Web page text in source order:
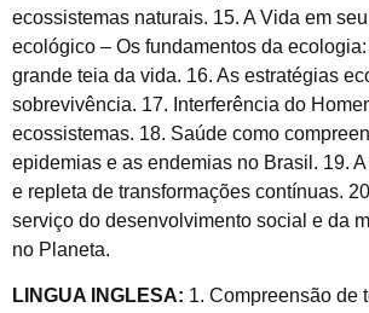
ecossistemas naturais. 15. A Vida em
ecológico – Os fundamentos da
grande teia da vida. 16. As estratégias
sobrevivência. 17. Interferência do
ecossistemas. 18. Saúde como
epidemias e as endemias no Brasil. 19. A
e repleta de transformações contínuas.
serviço do desenvolvimento social e da
no Planeta.
LINGUA INGLESA: 1. Compreensão de